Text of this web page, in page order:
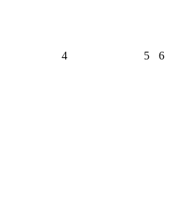
4 5 6